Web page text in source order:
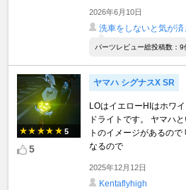
2026年6月10日
洗車をしないと気が済
パーツレビュー総投稿数：9
5
5
ヤマハ シグナスX SR
LOはイエローHIはホワ
ドライトです。 ヤマハ
トのイメージがあるの
なるので
2025年12月12日
Kentaflyhigh